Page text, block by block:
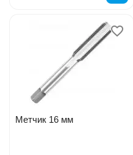
Метчик 16 мм